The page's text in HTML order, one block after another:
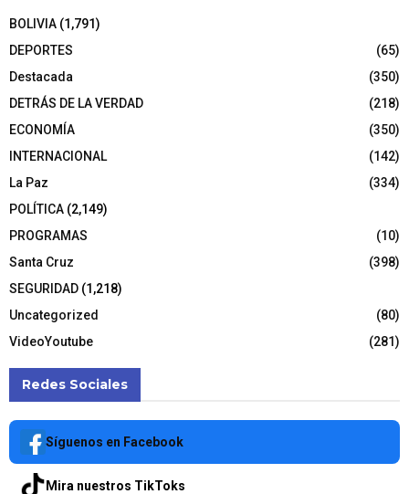
BOLIVIA (1,791)
DEPORTES
(65)
Destacada
(350)
DETRÁS DE LA VERDAD
(218)
ECONOMÍA
(350)
INTERNACIONAL
(142)
La Paz
(334)
POLÍTICA (2,149)
PROGRAMAS
(10)
Santa Cruz
(398)
SEGURIDAD (1,218)
Uncategorized
(80)
VideoYoutube
(281)
Redes Sociales
Síguenos en Facebook
Mira nuestros TikToks